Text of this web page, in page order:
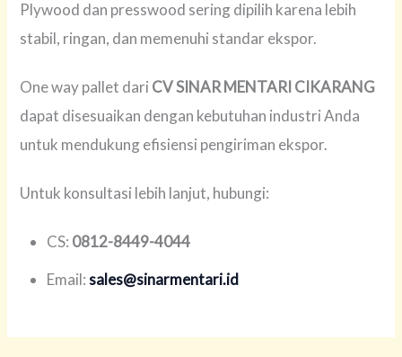
Plywood dan presswood sering dipilih karena lebih
stabil, ringan, dan memenuhi standar ekspor.
One way pallet dari CV SINAR MENTARI CIKARANG
dapat disesuaikan dengan kebutuhan industri Anda
untuk mendukung efisiensi pengiriman ekspor.
Untuk konsultasi lebih lanjut, hubungi:
CS: 0812-8449-4044
Email:sales@sinarmentari.id